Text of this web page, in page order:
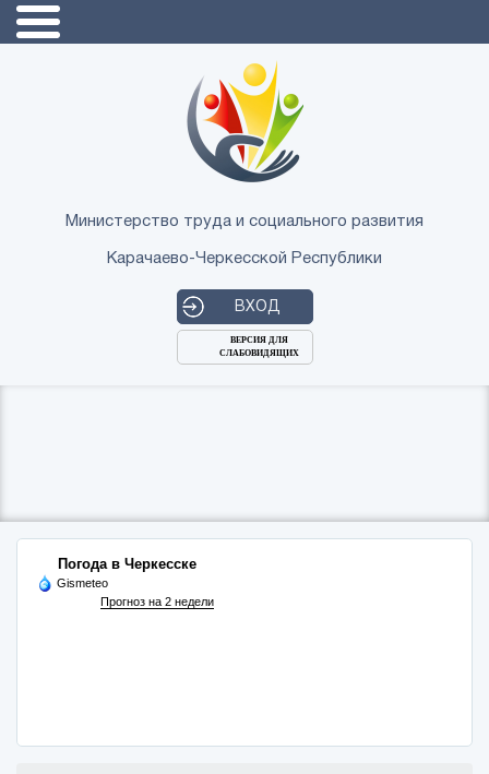
Министерство труда и социального развития
Карачаево-Черкесской Республики
ВХОД
ВЕРСИЯ ДЛЯ
СЛАБОВИДЯЩИХ
Погода в Черкесске
Gismeteo
Прогноз на 2 недели